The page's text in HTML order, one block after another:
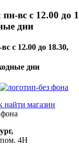
вс с 12.00 до
дни
с 12.00 до 18.30,
дни
найти магазин
пом. 4Н